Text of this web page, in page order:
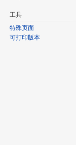
工具
特殊页面
可打印版本